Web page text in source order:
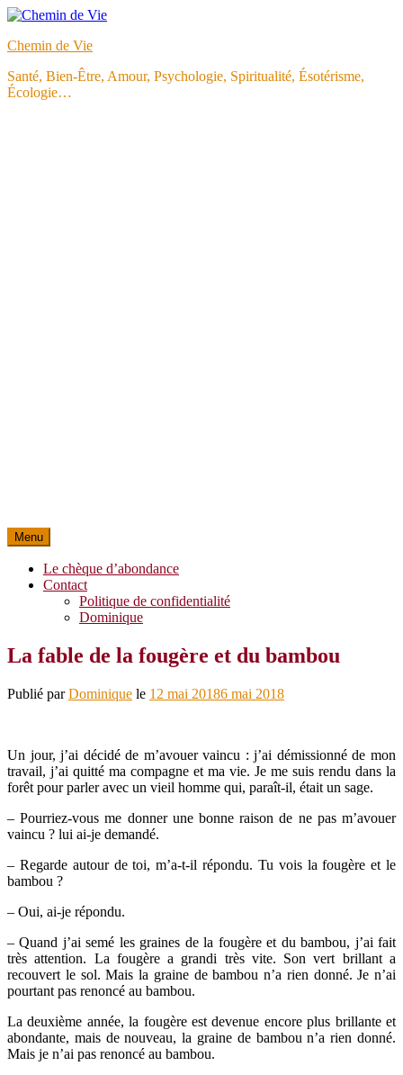
Aller
contenu
Chemin de Vie
Santé, Bien-Être, Amour, Psychologie, Spiritualité, Ésotérisme,
Écologie…
Menu
Le chèque d’abondance
Contact
Politique de confidentialité
Dominique
La fable de la fougère et du bambou
Publié parDominique le 12 mai 20186 mai 2018
Un jour, j’ai décidé de m’avouer vaincu : j’ai démissionné de mon
travail, j’ai quitté ma compagne et ma vie. Je me suis rendu dans la
forêt pour parler avec un vieil homme qui, paraît-il, était un sage.
– Pourriez-vous me donner une bonne raison de ne pas m’avouer
vaincu ? lui ai-je demandé.
– Regarde autour de toi, m’a-t-il répondu. Tu vois la fougère et le
bambou ?
– Oui, ai-je répondu.
– Quand j’ai semé les graines de la fougère et du bambou, j’ai fait
très attention. La fougère a grandi très vite. Son vert brillant a
recouvert le sol. Mais la graine de bambou n’a rien donné. Je n’ai
pourtant pas renoncé au bambou.
La deuxième année, la fougère est devenue encore plus brillante et
abondante, mais de nouveau, la graine de bambou n’a rien donné.
Mais je n’ai pas renoncé au bambou.